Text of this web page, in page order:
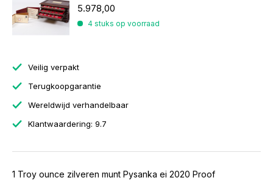
5.978,00
4 stuks op voorraad
Veilig verpakt
Terugkoopgarantie
Wereldwijd verhandelbaar
Klantwaardering: 9.7
1 Troy ounce zilveren munt Pysanka ei 2020 Proof